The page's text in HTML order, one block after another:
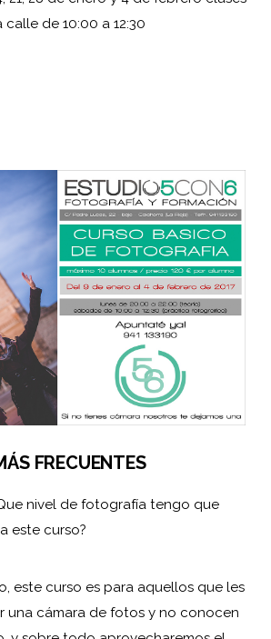
de 10:00 a 12:30
FRECUENTES
nivel de fotografía tengo que
este curso?
este curso es para aquellos que les
una cámara de fotos y no conocen